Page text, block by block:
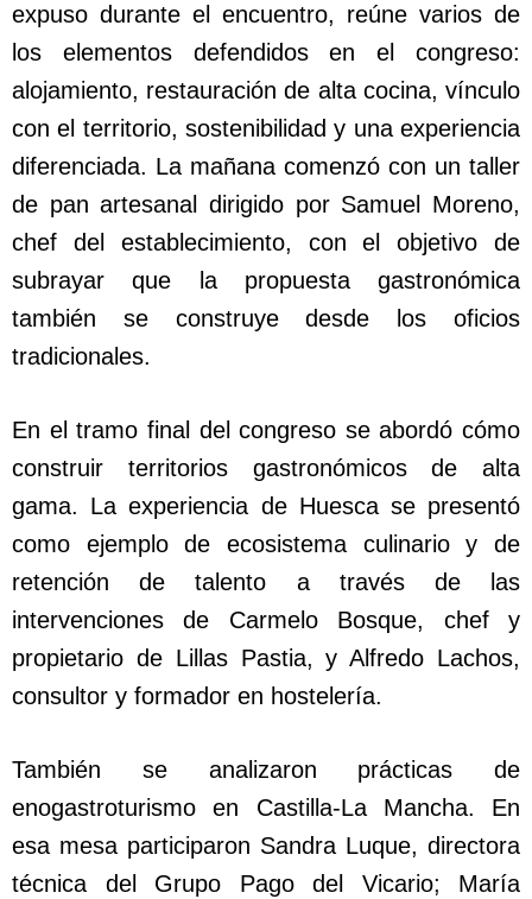
expuso durante el encuentro, reúne varios de
los elementos defendidos en el congreso:
alojamiento, restauración de alta cocina, vínculo
con el territorio, sostenibilidad y una experiencia
diferenciada. La mañana comenzó con un taller
de pan artesanal dirigido por Samuel Moreno,
chef del establecimiento, con el objetivo de
subrayar que la propuesta gastronómica
también se construye desde los oficios
tradicionales.
En el tramo final del congreso se abordó cómo
construir territorios gastronómicos de alta
gama. La experiencia de Huesca se presentó
como ejemplo de ecosistema culinario y de
retención de talento a través de las
intervenciones de Carmelo Bosque, chef y
propietario de Lillas Pastia, y Alfredo Lachos,
consultor y formador en hostelería.
También se analizaron prácticas de
enogastroturismo en Castilla-La Mancha. En
esa mesa participaron Sandra Luque, directora
técnica del Grupo Pago del Vicario; María